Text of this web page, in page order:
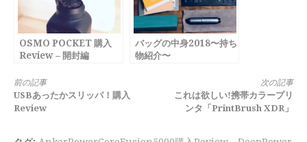
OSMO POCKET 購入
Review – 開封編
バッグの中身2018〜持ち
物紹介〜
続
き
を
前の記事
USBあったかスリッパ！購入
Review
次の記事
これは欲しい!携帯カラープリ
ンタ「PrintBrush XDR」